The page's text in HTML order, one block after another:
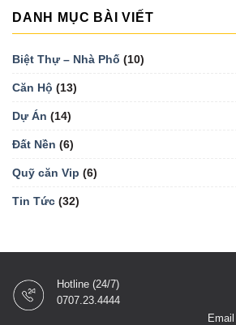
DANH MỤC BÀI VIẾT
Biệt Thự – Nhà Phố (10)
Căn Hộ (13)
Dự Án (14)
Đất Nền (6)
Quỹ căn Vip (6)
Tin Tức (32)
Hotline (24/7)
0707.23.4444
Email